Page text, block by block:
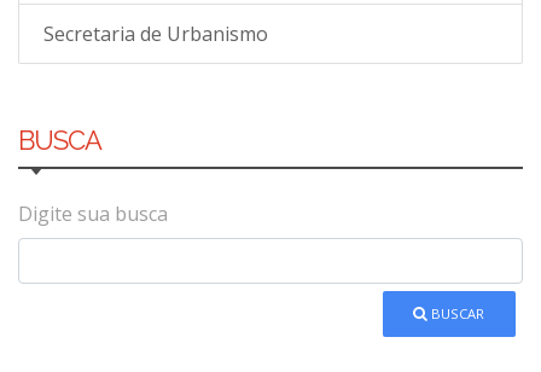
Secretaria de Urbanismo
BUSCA
Digite sua busca
BUSCAR